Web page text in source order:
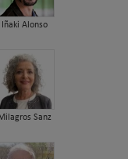
Iñaki Alonso
Milagros Sanz